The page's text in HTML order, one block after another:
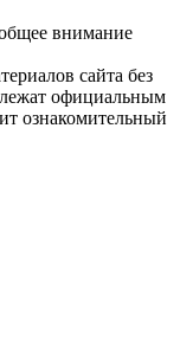
внимание
сайта без
официальным
ознакомительный